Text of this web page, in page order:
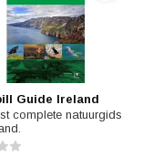
Guide Ireland
complete natuurgids